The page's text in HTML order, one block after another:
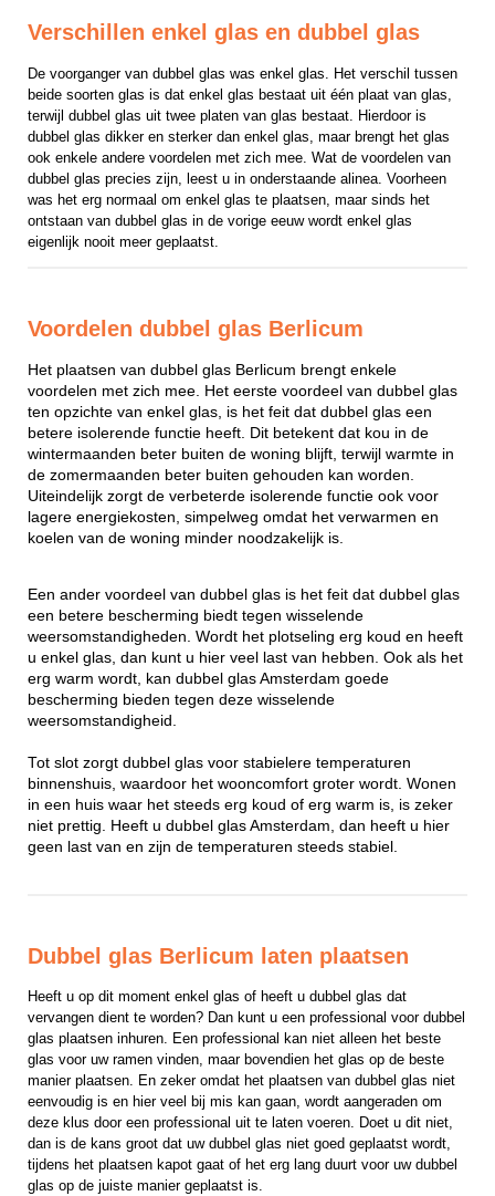
Verschillen enkel glas en dubbel glas
De voorganger van dubbel glas was enkel glas. Het verschil tussen
beide soorten glas is dat enkel glas bestaat uit één plaat van glas,
terwijl dubbel glas uit twee platen van glas bestaat. Hierdoor is
dubbel glas dikker en sterker dan enkel glas, maar brengt het glas
ook enkele andere voordelen met zich mee. Wat de voordelen van
dubbel glas precies zijn, leest u in onderstaande alinea. Voorheen
was het erg normaal om enkel glas te plaatsen, maar sinds het
ontstaan van dubbel glas in de vorige eeuw wordt enkel glas
eigenlijk nooit meer geplaatst.
Voordelen dubbel glas Berlicum
Het plaatsen van dubbel glas Berlicum brengt enkele
voordelen met zich mee. Het eerste voordeel van dubbel glas
ten opzichte van enkel glas, is het feit dat dubbel glas een
betere isolerende functie heeft. Dit betekent dat kou in de
wintermaanden beter buiten de woning blijft, terwijl warmte in
de zomermaanden beter buiten gehouden kan worden.
Uiteindelijk zorgt de verbeterde isolerende functie ook voor
lagere energiekosten, simpelweg omdat het verwarmen en
koelen van de woning minder noodzakelijk is.
Een ander voordeel van dubbel glas is het feit dat dubbel glas
een betere bescherming biedt tegen wisselende
weersomstandigheden. Wordt het plotseling erg koud en heeft
u enkel glas, dan kunt u hier veel last van hebben. Ook als het
erg warm wordt, kan dubbel glas Amsterdam goede
bescherming bieden tegen deze wisselende
weersomstandigheid.
Tot slot zorgt dubbel glas voor stabielere temperaturen
binnenshuis, waardoor het wooncomfort groter wordt. Wonen
in een huis waar het steeds erg koud of erg warm is, is zeker
niet prettig. Heeft u dubbel glas Amsterdam, dan heeft u hier
geen last van en zijn de temperaturen steeds stabiel.
Dubbel glas Berlicum laten plaatsen
Heeft u op dit moment enkel glas of heeft u dubbel glas dat
vervangen dient te worden? Dan kunt u een professional voor dubbel
glas plaatsen inhuren. Een professional kan niet alleen het beste
glas voor uw ramen vinden, maar bovendien het glas op de beste
manier plaatsen. En zeker omdat het plaatsen van dubbel glas niet
eenvoudig is en hier veel bij mis kan gaan, wordt aangeraden om
deze klus door een professional uit te laten voeren. Doet u dit niet,
dan is de kans groot dat uw dubbel glas niet goed geplaatst wordt,
tijdens het plaatsen kapot gaat of het erg lang duurt voor uw dubbel
glas op de juiste manier geplaatst is.